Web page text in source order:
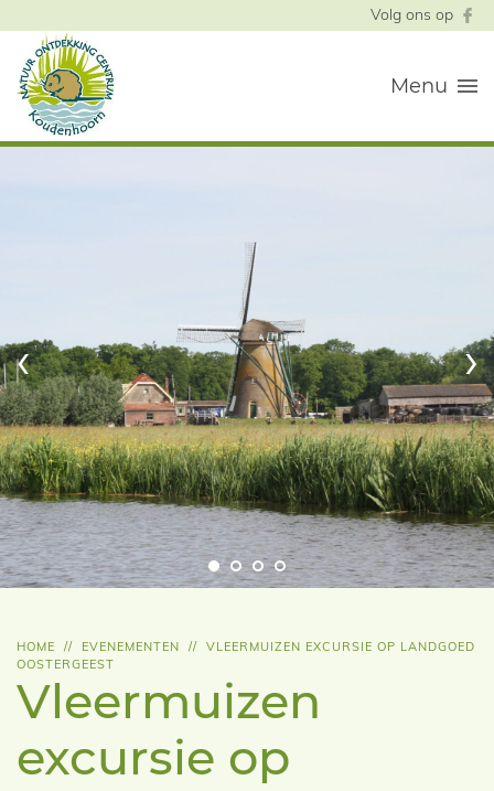
Volg ons op
Menu
‹ ›
HOME // EVENEMENTEN // VLEERMUIZEN EXCURSIE OP LANDGOED
OOSTERGEEST
Vleermuizen
excursie op